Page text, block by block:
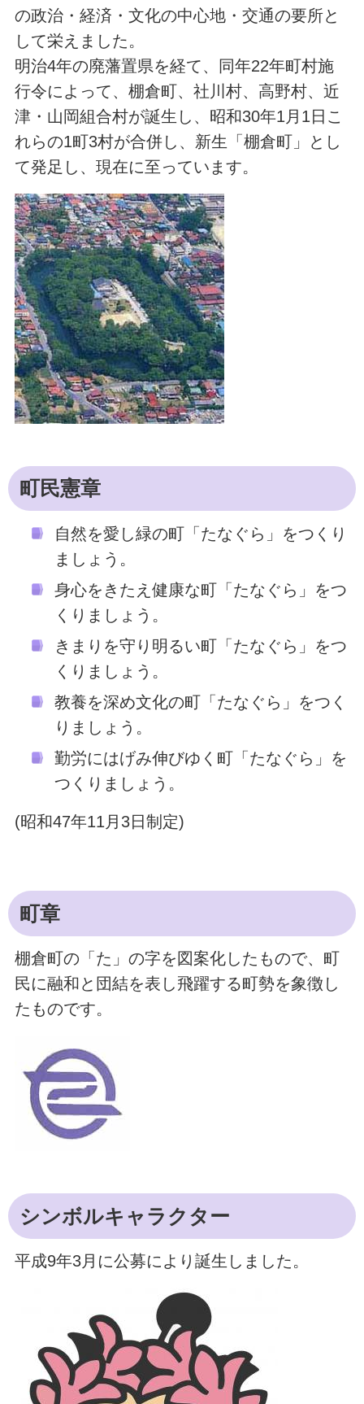
の政治・経済・文化の中心地・交通の要所と
して栄えました。
明治4年の廃藩置県を経て、同年22年町村施
行令によって、棚倉町、社川村、高野村、近
津・山岡組合村が誕生し、昭和30年1月1日こ
れらの1町3村が合併し、新生「棚倉町」とし
て発足し、現在に至っています。
町民憲章
自然を愛し緑の町「たなぐら」をつくり
ましょう。
身心をきたえ健康な町「たなぐら」をつ
くりましょう。
きまりを守り明るい町「たなぐら」をつ
くりましょう。
教養を深め文化の町「たなぐら」をつく
りましょう。
勤労にはげみ伸びゆく町「たなぐら」を
つくりましょう。
(昭和47年11月3日制定)
町章
棚倉町の「た」の字を図案化したもので、町
民に融和と団結を表し飛躍する町勢を象徴し
たものです。
シンボルキャラクター
平成9年3月に公募により誕生しました。